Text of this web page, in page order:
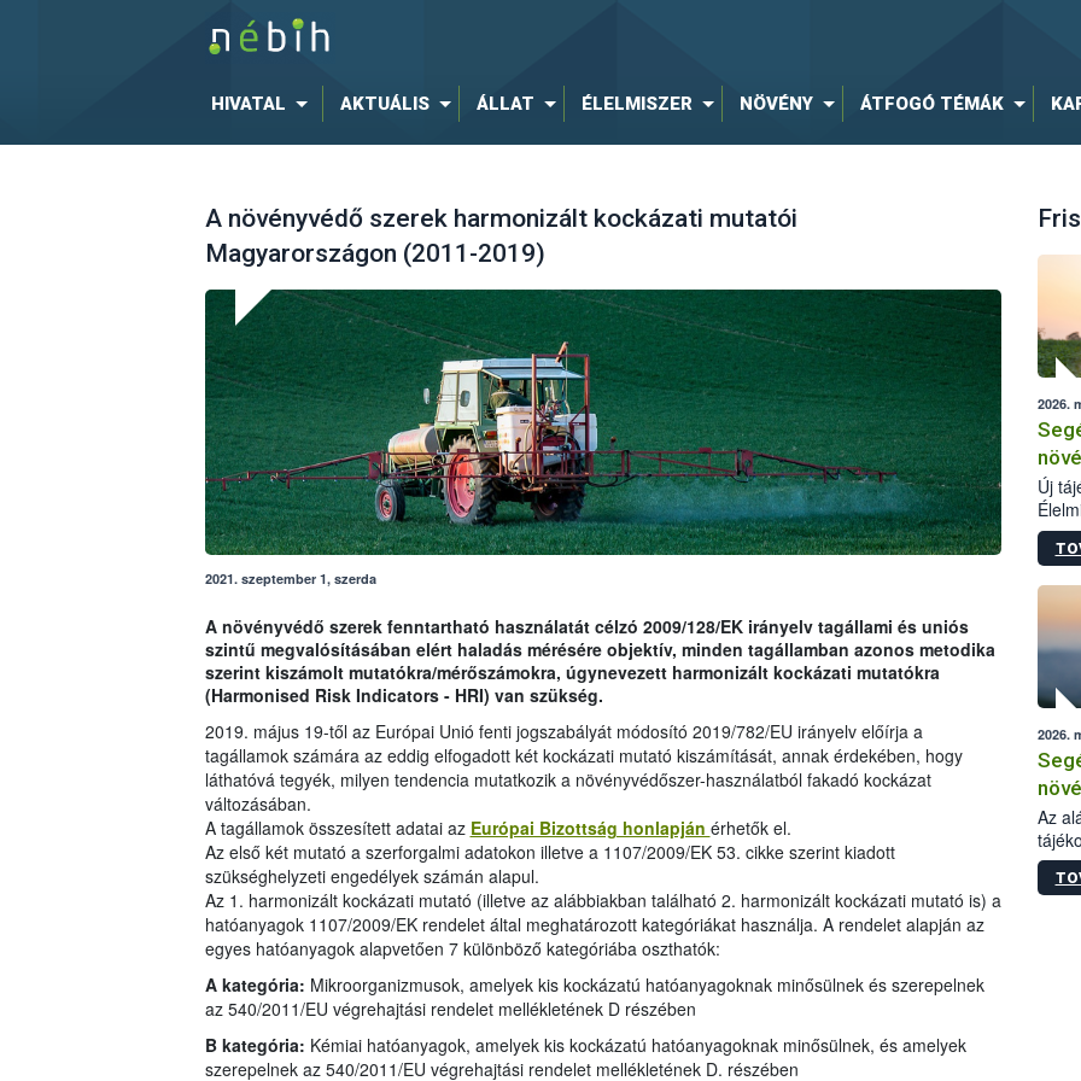
HIVATAL AKTUÁLIS ÁLLAT ÉLELMISZER NÖVÉNY ÁTFOGÓ TÉMÁK
A növényvédő szerek harmonizált kockázati mutatói
Magyarországon (2011-2019)
2021. szeptember 1, szerda
A növényvédő szerek fenntartható használatát célzó 2009/128/EK irányelv tagállami és uniós
szintű megvalósításában elért haladás mérésére objektív, minden tagállamban azonos metodika
szerint kiszámolt mutatókra/mérőszámokra, úgynevezett harmonizált kockázati mutatókra
(Harmonised Risk Indicators - HRI) van szükség.
2019. május 19-től az Európai Unió fenti jogszabályát módosító 2019/782/EU irányelv előírja a
tagállamok számára az eddig elfogadott két kockázati mutató kiszámítását, annak érdekében, hogy
láthatóvá tegyék, milyen tendencia mutatkozik a növényvédőszer-használatból fakadó kockázat
változásában.
A tagállamok összesített adatai az Európai Bizottság honlapján érhetők el.
Az első két mutató a szerforgalmi adatokon illetve a 1107/2009/EK 53. cikke szerint kiadott
szükséghelyzeti engedélyek számán alapul.
Az 1. harmonizált kockázati mutató (illetve az alábbiakban található 2. harmonizált kockázati mutató is) a
hatóanyagok 1107/2009/EK rendelet által meghatározott kategóriákat használja. A rendelet alapján az
egyes hatóanyagok alapvetően 7 különböző kategóriába oszthatók:
A kategória: Mikroorganizmusok, amelyek kis kockázatú hatóanyagoknak minősülnek és szerepelnek
az 540/2011/EU végrehajtási rendelet mellékletének D részében
B kategória: Kémiai hatóanyagok, amelyek kis kockázatú hatóanyagoknak minősülnek, és amelyek
szerepelnek az 540/2011/EU végrehajtási rendelet mellékletének D. részében
2026.
Új
2026.
Az